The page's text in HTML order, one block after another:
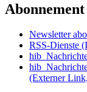
Abonnement
Newsletter
RSS-Dienste
(Externer